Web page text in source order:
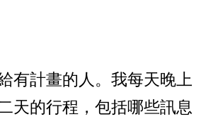
有計畫的人。我每天晚上
天的行程，包括哪些訊息